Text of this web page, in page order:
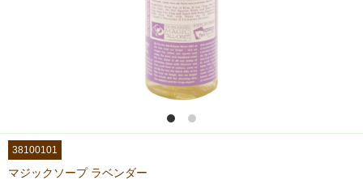
38100101
マジックソープ ラベンダー